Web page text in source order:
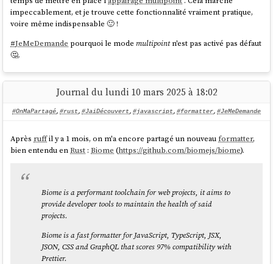
browser (1)
closure (1) compression (1) conceal (1) coop (1) coopérative (1) cron (1)
deployment (1)
desktop (1) difficulté (1) direnv (1) docker-compose (1) dotenv (1)
doute (1)
editor (1)
formatter (1) hardware (1) intentions (1)
naming (1)
node (1) open-source (1) packer (1) place-de-marché-freelances (1)
playground (1)
presse (1)
software-engineering (1)
solution (1) template (1) templating (1) thinkpad (1) tmux (1)
vault (1)
veille-technologique (1)
zstandard (1) écouteur (1) équipement (1)
impeccablement, et je trouve cette fonctionnalité vraiment pratique,
voire même indispensable 🙂 !
#JeMeDemande pourquoi le modemultipointn'est pas activé pas défaut
🤔.
Journal du lundi 10 mars 2025 à 18:02
#OnMaPartagé, #rust, #JaiDécouvert, #javascript, #formatter, #JeMeDemande
Après ruffil y a 1 mois, on m'a encore partagé un nouveauformatter,
bien entendu enRust :Biome (https://github.com/biomejs/biome).
Biome is a performant toolchain for web projects, it aims to
provide developer tools to maintain the health of said
projects.
Biome is a fast formatter for JavaScript, TypeScript, JSX,
JSON, CSS and GraphQL that scores 97% compatibility with
Prettier.